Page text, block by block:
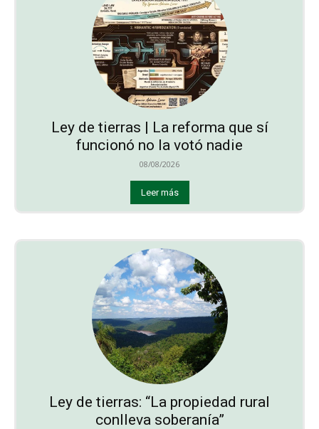
Ley de tierras | La reforma que sí
funcionó no la votó nadie
08/08/2026
Leer más
Ley de tierras: “La propiedad rural
conlleva soberanía”